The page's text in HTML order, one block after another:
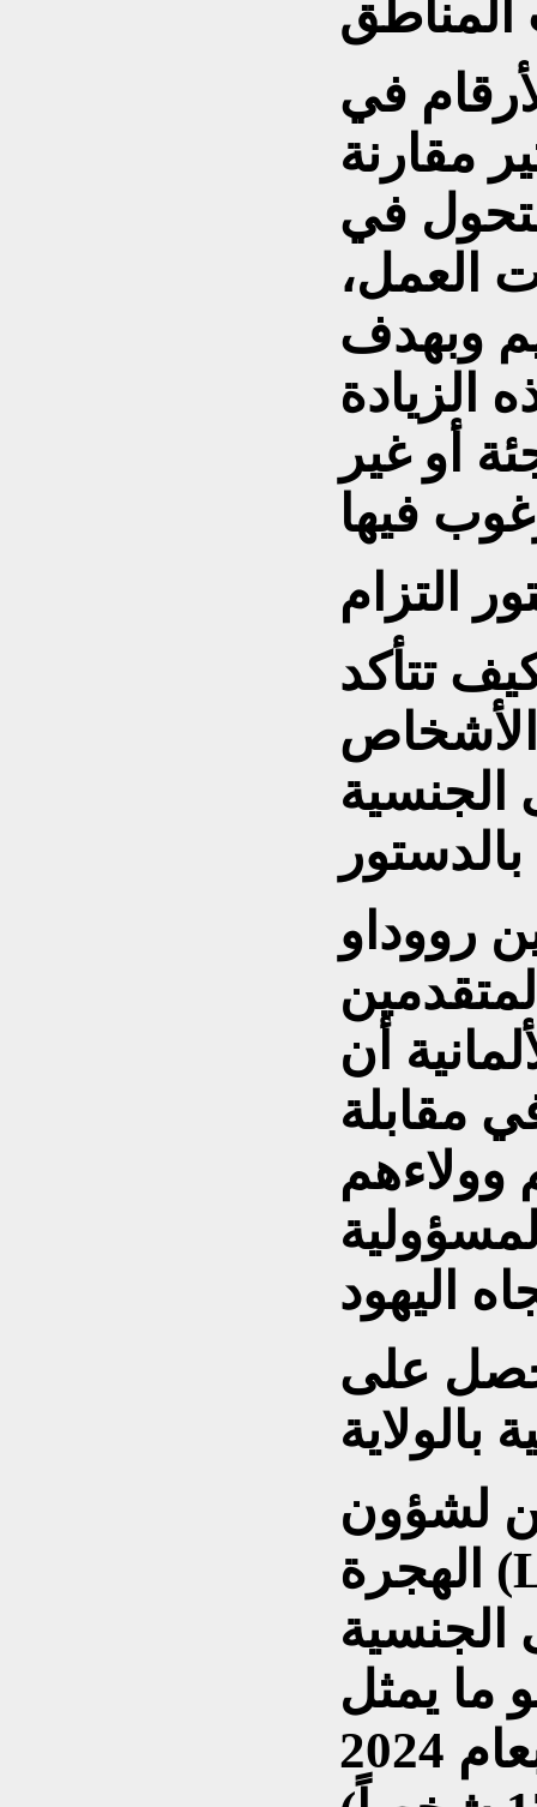
في
بكثير مقارنة
التحول في
العمل،
وبهدف
الزيادة
أو غير
التزام
تتأكد
رووداو
أن
مقابلة
وولاءهم
حصل على
بالولاية
لشؤون
الهجرة (LEA) إن 39,041 شخصاً
عام 2025، وهو ما يمثل
زيادة كبيرة مقارنة بعام 2024